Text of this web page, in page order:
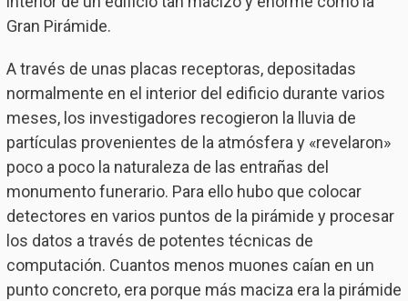
Gran Pirámide.
A través de unas placas receptoras, depositadas
normalmente en el interior del edificio durante varios
meses, los investigadores recogieron la lluvia de
partículas provenientes de la atmósfera y «revelaron»
poco a poco la naturaleza de las entrañas del
monumento funerario. Para ello hubo que colocar
detectores en varios puntos de la pirámide y procesar
los datos a través de potentes técnicas de
computación. Cuantos menos muones caían en un
punto concreto, era porque más maciza era la pirámide